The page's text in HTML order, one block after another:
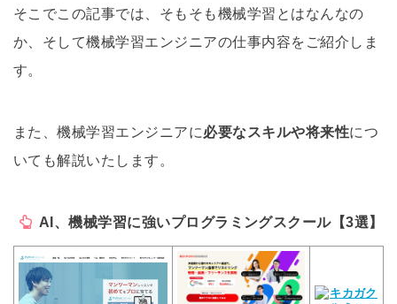
そこでこの記事では、そもそも機械学習とはなんなの
か、そして機械学習エンジニアの仕事内容をご紹介しま
す。
また、機械学習エンジニアに必要なスキルや将来性につ
いても解説いたします。
AI、機械学習に強いプログラミングスクール【3選】